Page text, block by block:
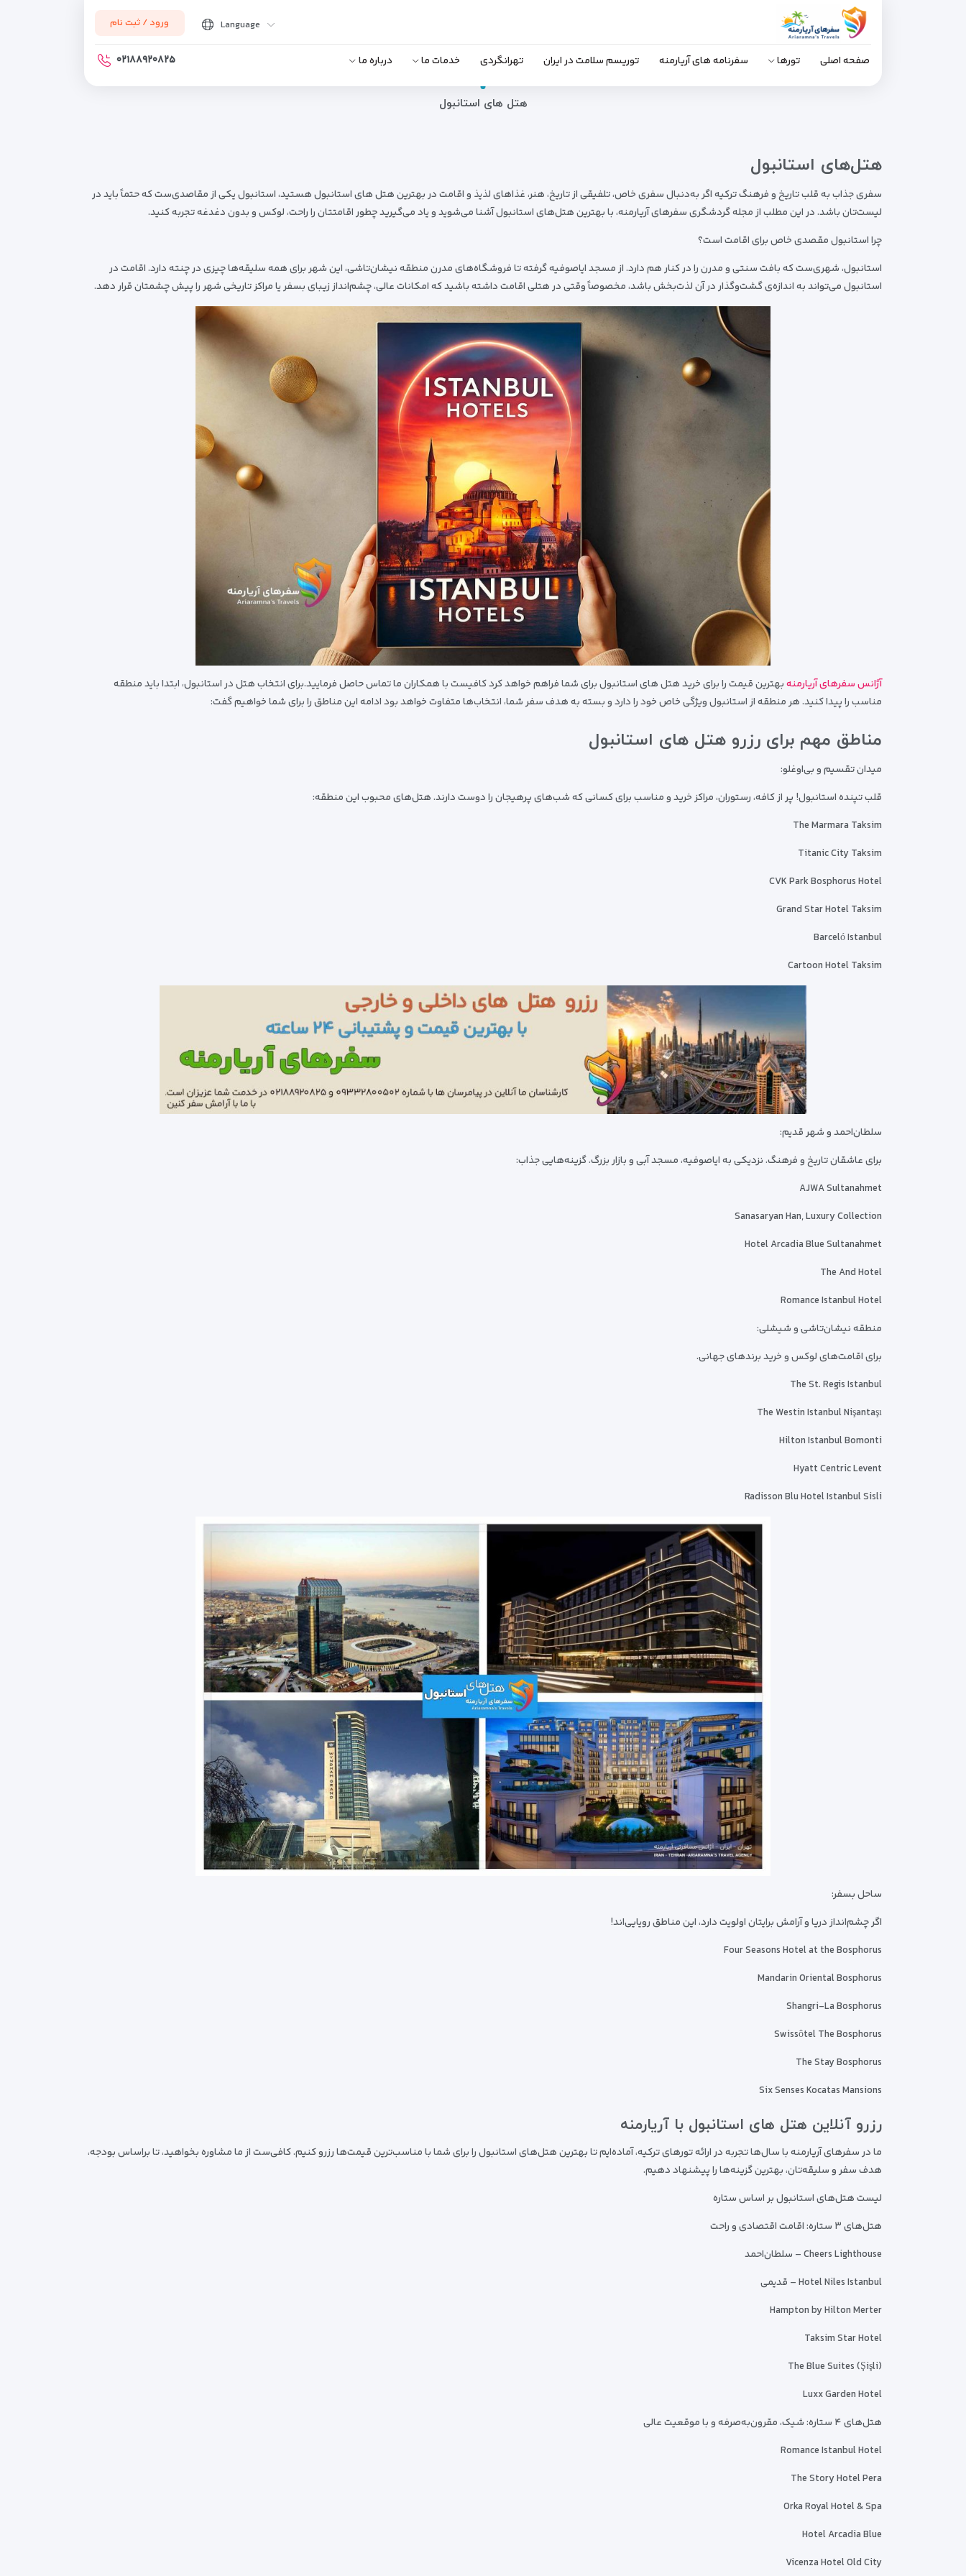
Language ورود / ثبت نام
صفحه اصلی تورها سفرنامه های آریارمنه توریسم سلامت در ایران تهرانگردی خدمات ما درباره ما ۰۲۱۸۸۹۲۰۸۲۵
هتل های استانبول
هتل‌های استانبول
سفری جذاب به قلب تاریخ و فرهنگ ترکیه اگر به‌دنبال سفری خاص، تلفیقی از تاریخ، هنر، غذاهای لذیذ و اقامت در بهترین هتل های استانبول هستید، استانبول یکی از مقاصدی‌ست که حتماً باید در
لیست‌تان باشد. در این مطلب از مجله گردشگری سفرهای آریارمنه، با بهترین هتل‌های استانبول آشنا می‌شوید و یاد می‌گیرید چطور اقامتتان را راحت، لوکس و بدون دغدغه تجربه کنید.
چرا استانبول مقصدی خاص برای اقامت است؟
استانبول، شهری‌ست که بافت سنتی و مدرن را در کنار هم دارد. از مسجد ایاصوفیه گرفته تا فروشگاه‌های مدرن منطقه نیشان‌تاشی، این شهر برای همه سلیقه‌ها چیزی در چنته دارد. اقامت در
استانبول می‌تواند به اندازه‌ی گشت‌وگذار در آن لذت‌بخش باشد، مخصوصاً وقتی در هتلی اقامت داشته باشید که امکانات عالی، چشم‌انداز زیبای بسفر یا مراکز تاریخی شهر را پیش چشمتان قرار دهد.
آژانس سفرهای آریارمنهبهترین قیمت را برای خرید هتل های استانبول برای شما فراهم خواهد کرد کافیست با همکاران ما تماس حاصل فرمایید.برای انتخاب هتل در استانبول، ابتدا باید منطقه
مناسب را پیدا کنید. هر منطقه از استانبول ویژگی خاص خود را دارد و بسته به هدف سفر شما، انتخاب‌ها متفاوت خواهد بود ادامه این مناطق را برای شما خواهیم گفت:
مناطق مهم برای رزرو هتل های استانبول
میدان تقسیم و بی‌اوغلو:
قلب تپنده استانبول! پر از کافه، رستوران، مراکز خرید و مناسب برای کسانی که شب‌های پرهیجان را دوست دارند. هتل‌های محبوب این منطقه:
The Marmara Taksim
Titanic City Taksim
CVK Park Bosphorus Hotel
Grand Star Hotel Taksim
Barceló Istanbul
Cartoon Hotel Taksim
سلطان‌احمد و شهر قدیم:
برای عاشقان تاریخ و فرهنگ. نزدیکی به ایاصوفیه، مسجد آبی و بازار بزرگ. گزینه‌هایی جذاب:
AJWA Sultanahmet
Sanasaryan Han, Luxury Collection
Hotel Arcadia Blue Sultanahmet
The And Hotel
Romance Istanbul Hotel
منطقه نیشان‌تاشی و شیشلی:
برای اقامت‌های لوکس و خرید برندهای جهانی.
The St. Regis Istanbul
The Westin Istanbul Nişantaşı
Hilton Istanbul Bomonti
Hyatt Centric Levent
Radisson Blu Hotel Istanbul Sisli
ساحل بسفر:
اگر چشم‌انداز دریا و آرامش برایتان اولویت دارد، این مناطق رویایی‌اند!
Four Seasons Hotel at the Bosphorus
Mandarin Oriental Bosphorus
Shangri-La Bosphorus
Swissôtel The Bosphorus
The Stay Bosphorus
Six Senses Kocatas Mansions
رزرو آنلاین هتل های استانبول با آریارمنه
ما در سفرهای آریارمنه با سال‌ها تجربه در ارائه تورهای ترکیه، آماده‌ایم تا بهترین هتل‌های استانبول را برای شما با مناسب‌ترین قیمت‌ها رزرو کنیم. کافی‌ست از ما مشاوره بخواهید، تا براساس بودجه،
هدف سفر و سلیقه‌تان، بهترین گزینه‌ها را پیشنهاد دهیم.
لیست هتل‌های استانبول بر اساس ستاره
هتل‌های ۳ ستاره: اقامت اقتصادی و راحت
Cheers Lighthouse – سلطان‌احمد
Hotel Niles Istanbul – قدیمی
Hampton by Hilton Merter
Taksim Star Hotel
The Blue Suites (Şişli)
Luxx Garden Hotel
هتل‌های ۴ ستاره: شیک، مقرون‌به‌صرفه و با موقعیت عالی
Romance Istanbul Hotel
The Story Hotel Pera
Orka Royal Hotel & Spa
Hotel Arcadia Blue
Vicenza Hotel Old City